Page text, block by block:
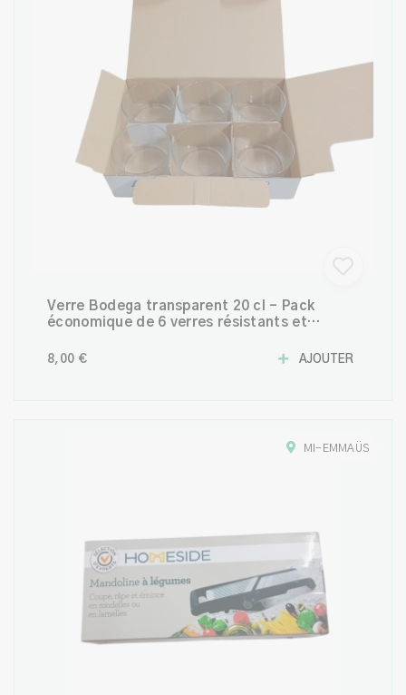
Verre Bodega transparent 20 cl – Pack
économique de 6 verres résistants et
8,00 € AJOUTER
MI-EMMAÜS